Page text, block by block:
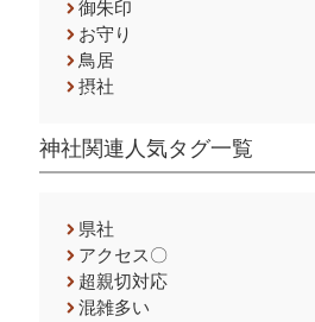
御朱印
お守り
鳥居
摂社
神社関連人気タグ一覧
県社
アクセス〇
超親切対応
混雑多い